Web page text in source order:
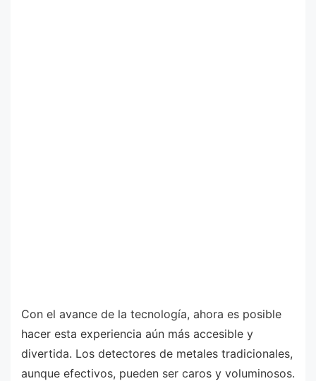
Con el avance de la tecnología, ahora es posible
hacer esta experiencia aún más accesible y
divertida. Los detectores de metales tradicionales,
aunque efectivos, pueden ser caros y voluminosos.